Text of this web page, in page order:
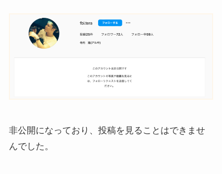
非公開になっており、投稿を見ることはできませ
んでした。